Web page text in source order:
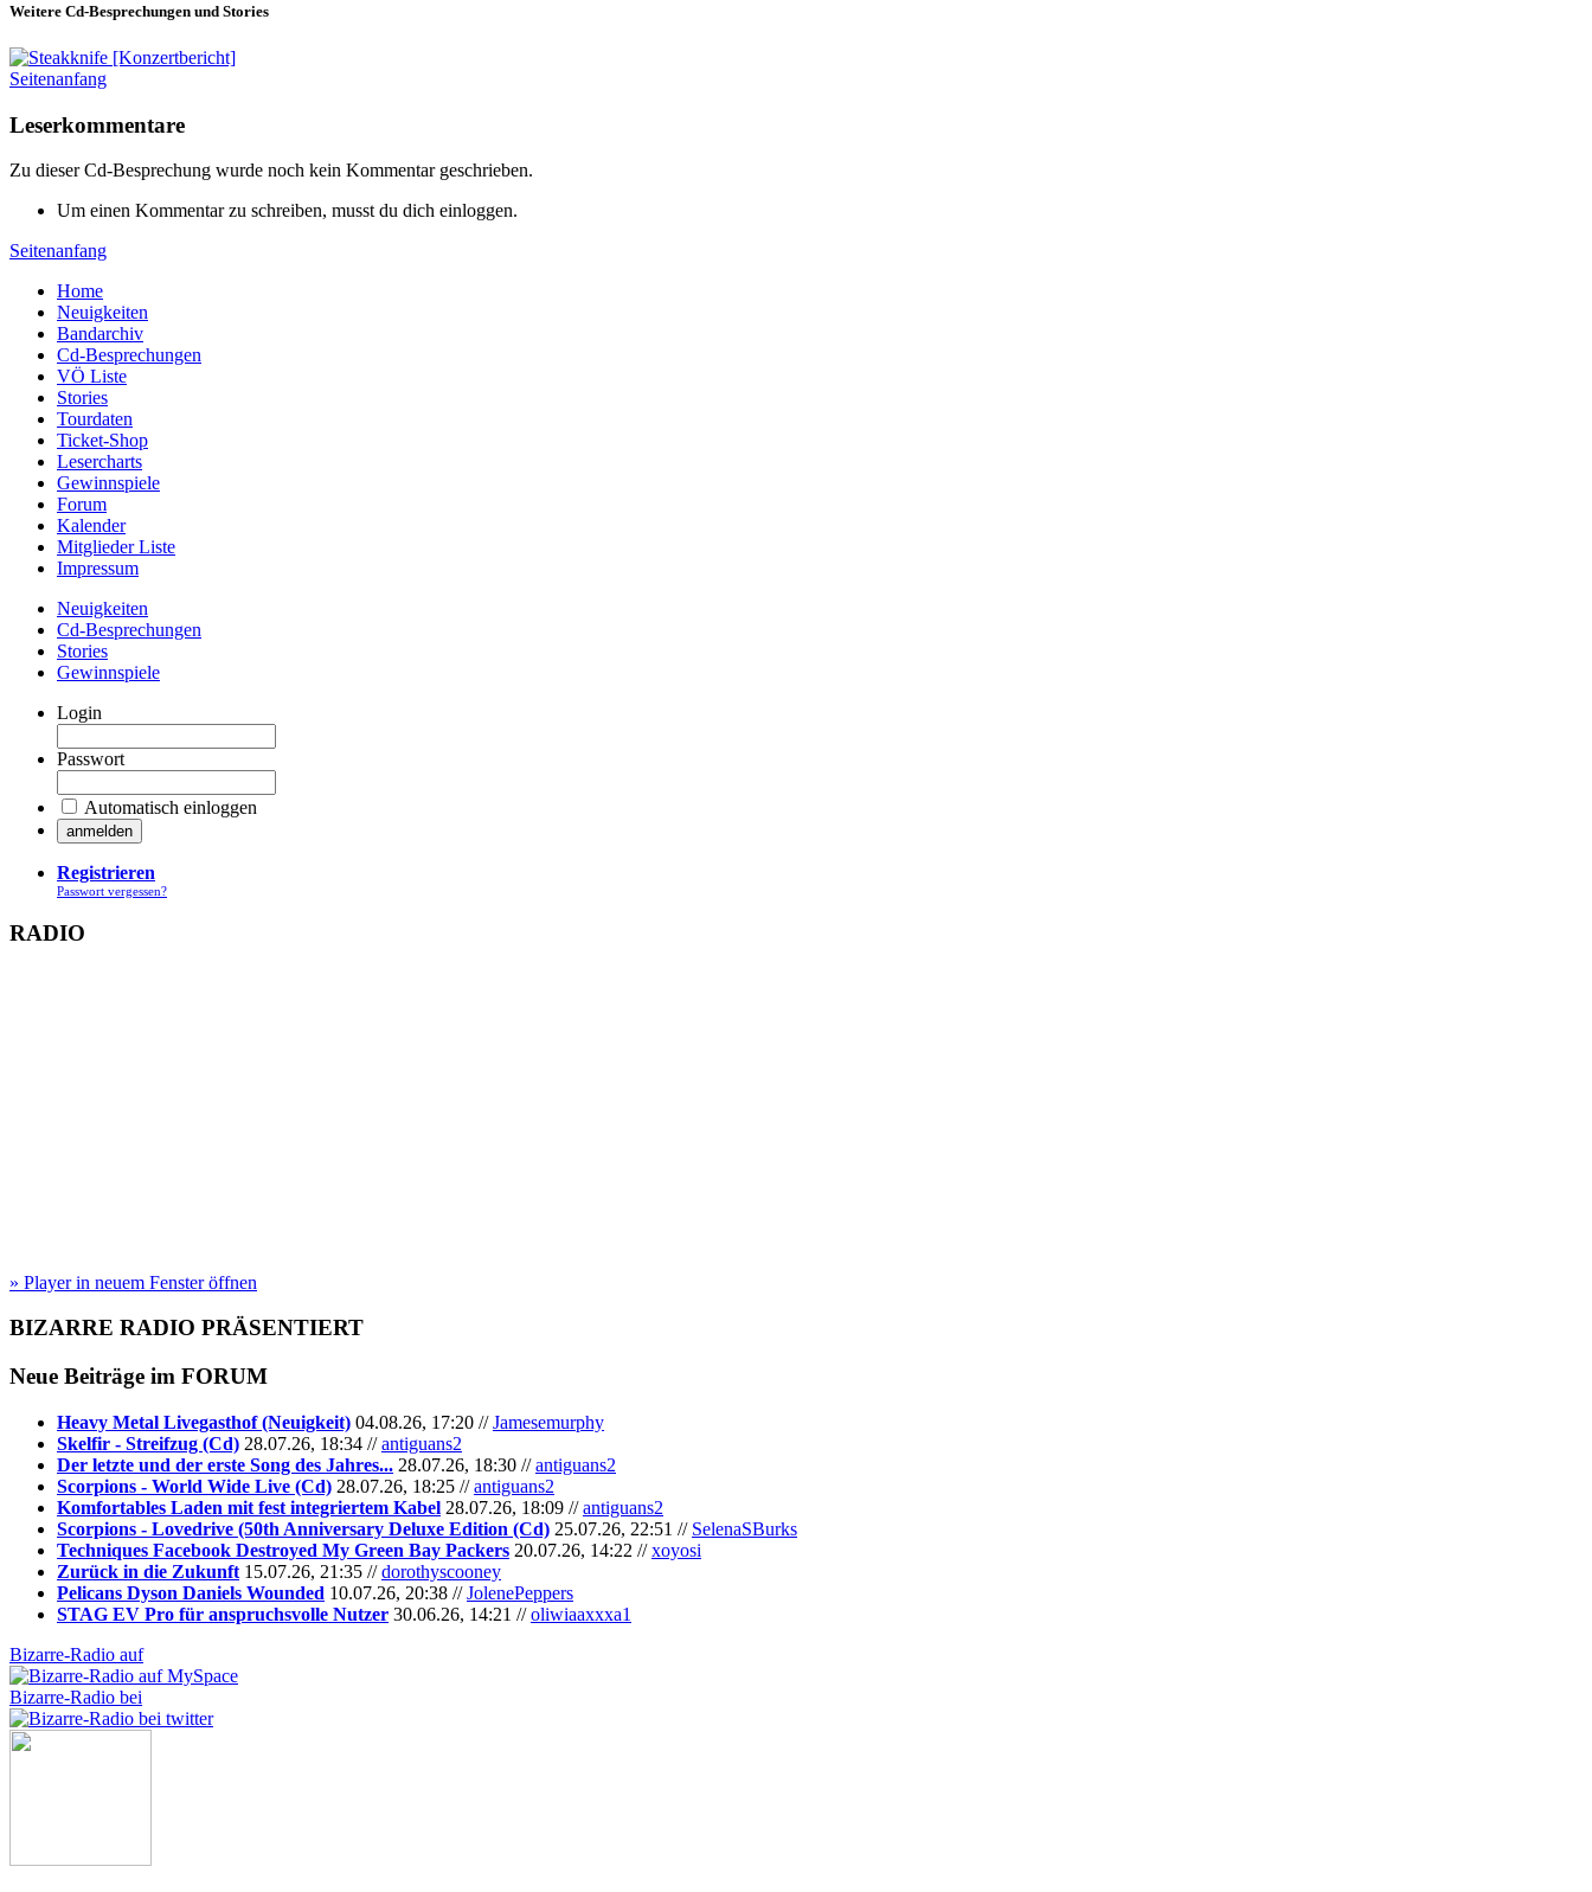
Weitere Cd-Besprechungen und Stories
Seitenanfang
Leserkommentare
Zu dieser Cd-Besprechung wurde noch kein Kommentar geschrieben.
Um einen Kommentar zu schreiben, musst du dich einloggen.
Seitenanfang
Home
Neuigkeiten
Bandarchiv
Cd-Besprechungen
VÖ Liste
Stories
Tourdaten
Ticket-Shop
Lesercharts
Gewinnspiele
Forum
Kalender
Mitglieder Liste
Impressum
Neuigkeiten
Cd-Besprechungen
Stories
Gewinnspiele
Login
Passwort
Automatisch einloggen
Registrieren
Passwort vergessen?
RADIO
» Player in neuem Fenster öffnen
BIZARRE RADIO PRÄSENTIERT
Neue Beiträge im FORUM
Heavy Metal Livegasthof (Neuigkeit) 04.08.26, 17:20 //Jamesemurphy
Skelfir - Streifzug (Cd) 28.07.26, 18:34 //antiguans2
Der letzte und der erste Song des Jahres... 28.07.26, 18:30 //antiguans2
Scorpions - World Wide Live (Cd) 28.07.26, 18:25 //antiguans2
Komfortables Laden mit fest integriertem Kabel 28.07.26, 18:09 //antiguans2
Scorpions - Lovedrive (50th Anniversary Deluxe Edition (Cd) 25.07.26, 22:51 // SelenaSBurks
Techniques Facebook Destroyed My Green Bay Packers 20.07.26, 14:22 //xoyosi
Zurück in die Zukunft 15.07.26, 21:35 //dorothyscooney
Pelicans Dyson Daniels Wounded 10.07.26, 20:38 //JolenePeppers
STAG EV Pro für anspruchsvolle Nutzer 30.06.26, 14:21 //oliwiaaxxxa1
Bizarre-Radio auf
Bizarre-Radio bei